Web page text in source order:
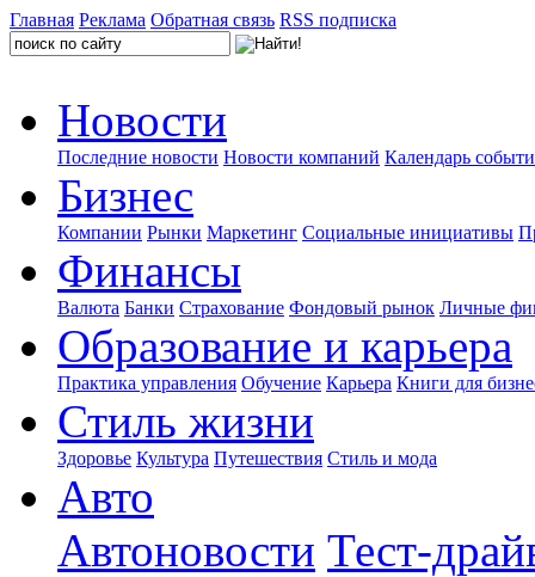
Главная Реклама Обратная связь RSS подписка
Новости
Последние новости Новости компаний Календарь
Бизнес
Компании Рынки Маркетинг Социальные инициативы
Финансы
Валюта Банки Страхование Фондовый рынок Личные
Образование и карьера
Практика управления Обучение Карьера Книги для
Стиль жизни
Здоровье Культура Путешествия Стиль и мода
Авто
Автоновости Тест-